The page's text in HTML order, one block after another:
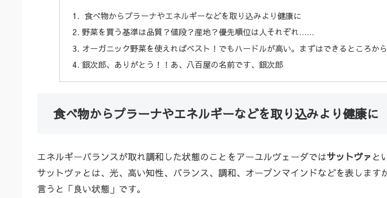
食べ物からプラーナやエネルギーなどを取り込みより健康に
野菜を買う基準は品質？値段？産地？優先順位は人それぞれ……
オーガニック野菜を使えればベスト！でもハードルが高い。まずはできるところか
銀次郎、ありがとう！！あ、八百屋の名前です、銀次郎
食べ物からプラーナやエネルギーなどを取り込みより健康に
エネルギーバランスが取れ調和した状態のことをアーユルヴェーダではサットヴァ と
サットヴァとは、光、高い知性、バランス、調和、オープンマインドなどを表します
言うと「良い状態」です。